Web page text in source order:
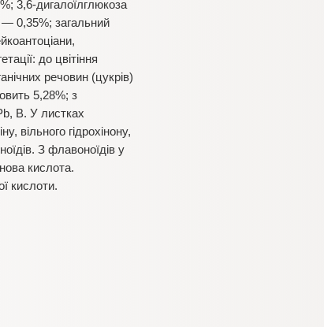
3,6-дигалоїлглюкоза
0,35%; загальний
до цвітіння
речовин (цукрів)
5,28%; з
В. У листках
вільного гідрохінону,
З флавоноїдів у
кислота.
кислоти.